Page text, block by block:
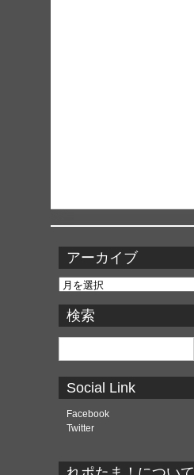
アーカイブ
ア
カ
イ
ブ
検索
検
Social Link
Facebook
Twitter